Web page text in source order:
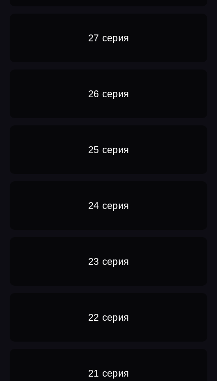
27 серия
26 серия
25 серия
24 серия
23 серия
22 серия
21 серия